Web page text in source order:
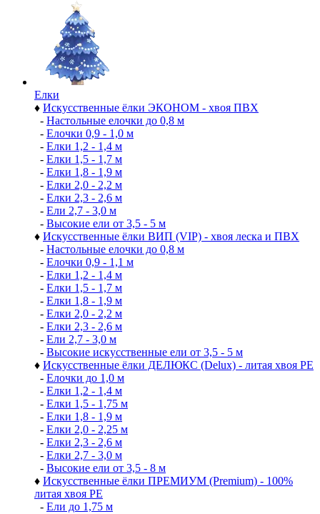
Елки
♦ Искусственные ёлки ЭКОНОМ - хвоя ПВХ
- Настольные елочки до 0,8 м
- Елочки 0,9 - 1,0 м
- Елки 1,2 - 1,4 м
- Елки 1,5 - 1,7 м
- Елки 1,8 - 1,9 м
- Елки 2,0 - 2,2 м
- Елки 2,3 - 2,6 м
- Ели 2,7 - 3,0 м
- Высокие ели от 3,5 - 5 м
♦ Искусственные ёлки ВИП (VIP) - хвоя леска и ПВХ
- Настольные елочки до 0,8 м
- Елочки 0,9 - 1,1 м
- Елки 1,2 - 1,4 м
- Елки 1,5 - 1,7 м
- Елки 1,8 - 1,9 м
- Елки 2,0 - 2,2 м
- Елки 2,3 - 2,6 м
- Ели 2,7 - 3,0 м
- Высокие искусственные ели от 3,5 - 5 м
♦ Искусственные ёлки ДЕЛЮКС (Delux) - литая хвоя РЕ
- Елочки до 1,0 м
- Елки 1,2 - 1,4 м
- Елки 1,5 - 1,75 м
- Елки 1,8 - 1,9 м
- Елки 2,0 - 2,25 м
- Елки 2,3 - 2,6 м
- Елки 2,7 - 3,0 м
- Высокие ели от 3,5 - 8 м
♦ Искусственные ёлки ПРЕМИУМ (Premium) - 100%
литая хвоя РЕ
- Ели до 1,75 м